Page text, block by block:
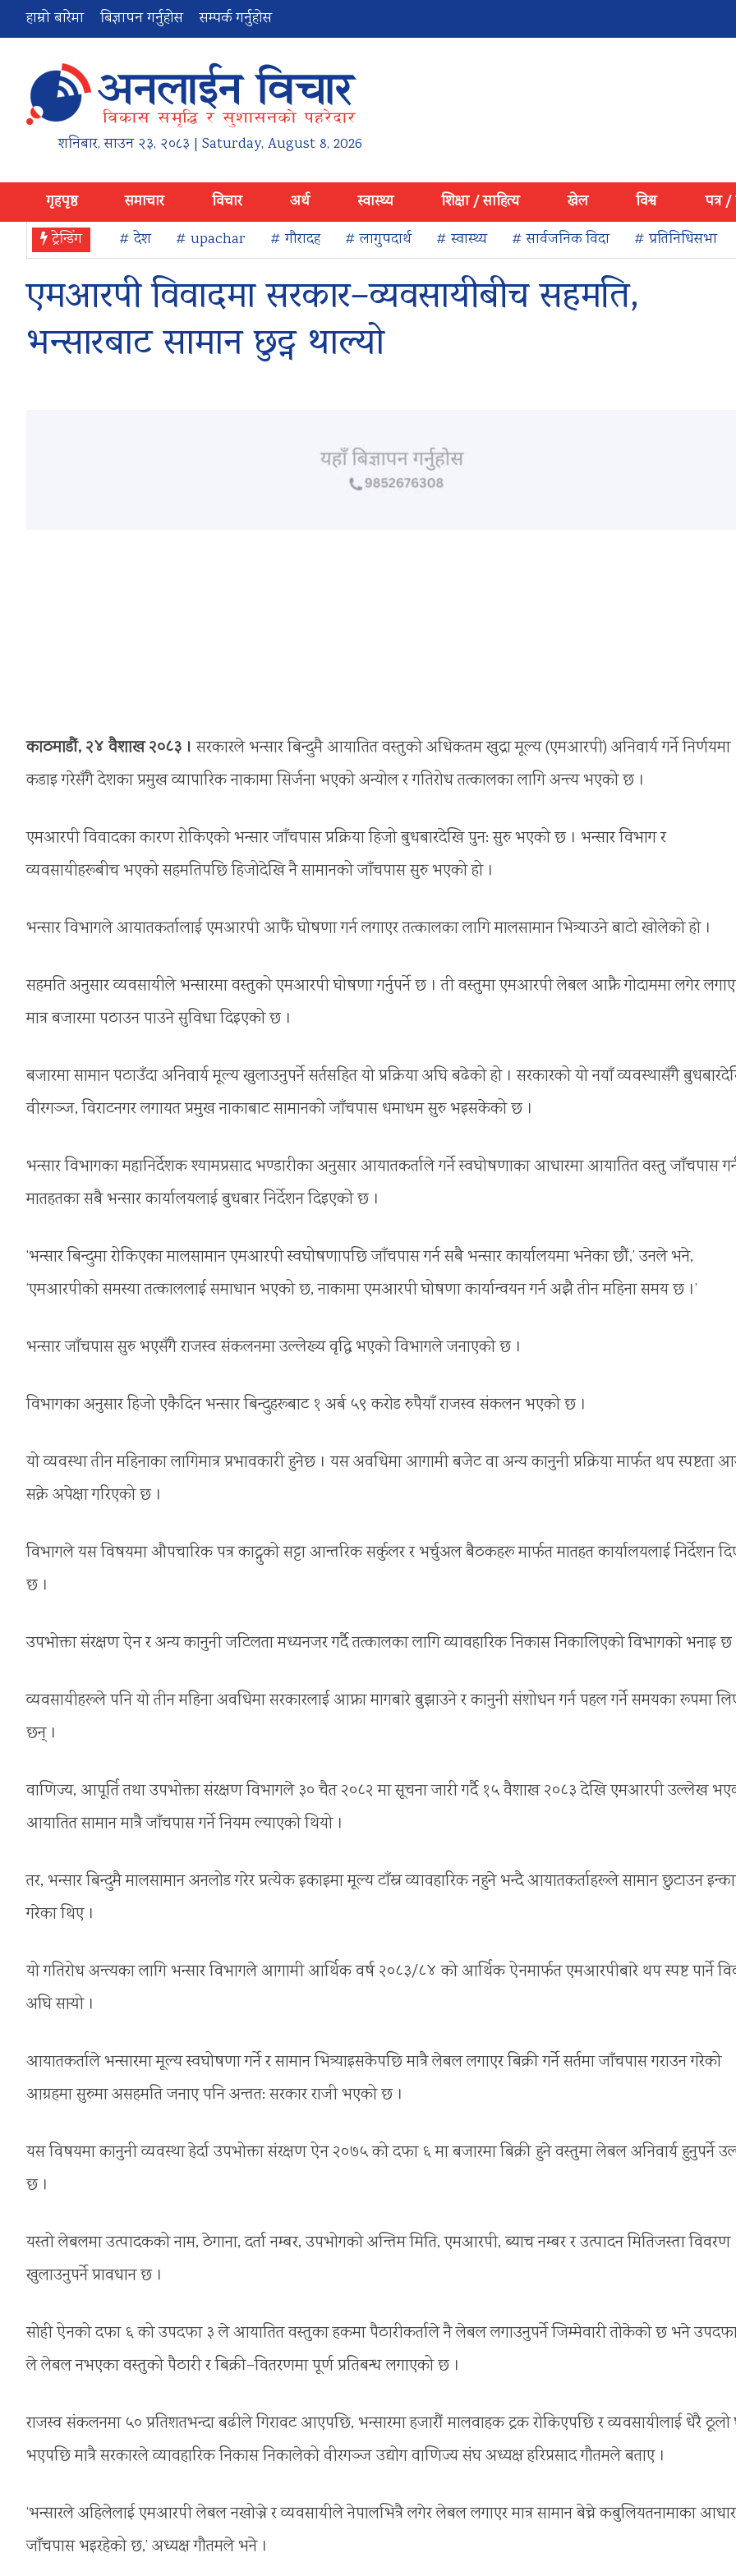
हाम्रो बारेमा बिज्ञापन गर्नुहोस सम्पर्क गर्नुहोस
शनिबार,साउन २३, २०८३ | Saturday, August 8, 2026
गृहपृष्ठ समाचार विचार अर्थ स्वास्थ्य शिक्षा / साहित्य खेल विश्व पत्र /
ट्रेन्डिंग
# देश # upachar # गौरादह # लागुपदार्थ # स्वास्थ्य # सार्वजनिक विदा # प्रतिनिधिसभा
एमआरपी विवादमा सरकार–व्यवसायीबीच सहमति,
भन्सारबाट सामान छुट्न थाल्यो
काठमाडौं, २४ वैशाख २०८३ । सरकारले भन्सार बिन्दुमै आयातित वस्तुको अधिकतम खुद्रा मूल्य (एमआरपी) अनिवार्य गर्ने निर्णयमा
कडाइ गरेसँगै देशका प्रमुख व्यापारिक नाकामा सिर्जना भएको अन्योल र गतिरोध तत्कालका लागि अन्त्य भएको छ ।
एमआरपी विवादका कारण रोकिएको भन्सार जाँचपास प्रक्रिया हिजो बुधबारदेखि पुन: सुरु भएको छ । भन्सार विभाग र
व्यवसायीहरूबीच भएको सहमतिपछि हिजोदेखि नै सामानको जाँचपास सुरु भएको हो ।
भन्सार विभागले आयातकर्तालाई एमआरपी आफैं घोषणा गर्न लगाएर तत्कालका लागि मालसामान भित्र्याउने बाटो खोलेको हो ।
सहमति अनुसार व्यवसायीले भन्सारमा वस्तुको एमआरपी घोषणा गर्नुपर्ने छ । ती वस्तुमा एमआरपी लेबल आफ्नै गोदाममा लगेर
मात्र बजारमा पठाउन पाउने सुविधा दिइएको छ ।
बजारमा सामान पठाउँदा अनिवार्य मूल्य खुलाउनुपर्ने सर्तसहित यो प्रक्रिया अघि बढेको हो । सरकारको यो नयाँ व्यवस्थासँगै
वीरगञ्ज, विराटनगर लगायत प्रमुख नाकाबाट सामानको जाँचपास धमाधम सुरु भइसकेको छ ।
भन्सार विभागका महानिर्देशक श्यामप्रसाद भण्डारीका अनुसार आयातकर्ताले गर्ने स्वघोषणाका आधारमा आयातित वस्तु जाँचपास
मातहतका सबै भन्सार कार्यालयलाई बुधबार निर्देशन दिइएको छ ।
‘भन्सार बिन्दुमा रोकिएका मालसामान एमआरपी स्वघोषणापछि जाँचपास गर्न सबै भन्सार कार्यालयमा भनेका छौं,’ उनले भने,
‘एमआरपीको समस्या तत्काललाई समाधान भएको छ, नाकामा एमआरपी घोषणा कार्यान्वयन गर्न अझै तीन महिना समय छ ।’
भन्सार जाँचपास सुरु भएसँगै राजस्व संकलनमा उल्लेख्य वृद्धि भएको विभागले जनाएको छ ।
विभागका अनुसार हिजो एकैदिन भन्सार बिन्दुहरूबाट १ अर्ब ५९ करोड रुपैयाँ राजस्व संकलन भएको छ ।
यो व्यवस्था तीन महिनाका लागिमात्र प्रभावकारी हुनेछ । यस अवधिमा आगामी बजेट वा अन्य कानुनी प्रक्रिया मार्फत थप स्पष्टता
सक्ने अपेक्षा गरिएको छ ।
विभागले यस विषयमा औपचारिक पत्र काट्नुको सट्टा आन्तरिक सर्कुलर र भर्चुअल बैठकहरू मार्फत मातहत कार्यालयलाई निर्देशन
छ ।
उपभोक्ता संरक्षण ऐन र अन्य कानुनी जटिलता मध्यनजर गर्दै तत्कालका लागि व्यावहारिक निकास निकालिएको विभागको भनाइ छ
व्यवसायीहरूले पनि यो तीन महिना अवधिमा सरकारलाई आफ्ना मागबारे बुझाउने र कानुनी संशोधन गर्न पहल गर्ने समयका रूपमा
छन् ।
वाणिज्य, आपूर्ति तथा उपभोक्ता संरक्षण विभागले ३० चैत २०८२ मा सूचना जारी गर्दै १५ वैशाख २०८३ देखि एमआरपी उल्लेख
आयातित सामान मात्रै जाँचपास गर्ने नियम ल्याएको थियो ।
तर, भन्सार बिन्दुमै मालसामान अनलोड गरेर प्रत्येक इकाइमा मूल्य टाँस्न व्यावहारिक नहुने भन्दै आयातकर्ताहरूले सामान छुटाउन
गरेका थिए ।
यो गतिरोध अन्त्यका लागि भन्सार विभागले आगामी आर्थिक वर्ष २०८३/८४ को आर्थिक ऐनमार्फत एमआरपीबारे थप स्पष्ट पार्ने
अघि सा‍र्‍यो ।
आयातकर्ताले भन्सारमा मूल्य स्वघोषणा गर्ने र सामान भित्र्याइसकेपछि मात्रै लेबल लगाएर बिक्री गर्ने सर्तमा जाँचपास गराउन गरेको
आग्रहमा सुरुमा असहमति जनाए पनि अन्तत: सरकार राजी भएको छ ।
यस विषयमा कानुनी व्यवस्था हेर्दा उपभोक्ता संरक्षण ऐन २०७५ को दफा ६ मा बजारमा बिक्री हुने वस्तुमा लेबल अनिवार्य हुनुपर्ने
छ ।
यस्तो लेबलमा उत्पादकको नाम, ठेगाना, दर्ता नम्बर, उपभोगको अन्तिम मिति, एमआरपी, ब्याच नम्बर र उत्पादन मितिजस्ता विवरण
खुलाउनुपर्ने प्रावधान छ ।
सोही ऐनको दफा ६ को उपदफा ३ ले आयातित वस्तुका हकमा पैठारीकर्ताले नै लेबल लगाउनुपर्ने जिम्मेवारी तोकेको छ भने
ले लेबल नभएका वस्तुको पैठारी र बिक्री–वितरणमा पूर्ण प्रतिबन्ध लगाएको छ ।
राजस्व संकलनमा ५० प्रतिशतभन्दा बढीले गिरावट आएपछि, भन्सारमा हजारौं मालवाहक ट्रक रोकिएपछि र व्यवसायीलाई धेरै ठूलो
भएपछि मात्रै सरकारले व्यावहारिक निकास निकालेको वीरगञ्ज उद्योग वाणिज्य संघ अध्यक्ष हरिप्रसाद गौतमले बताए ।
‘भन्सारले अहिलेलाई एमआरपी लेबल नखोज्ने र व्यवसायीले नेपालभित्रै लगेर लेबल लगाएर मात्र सामान बेच्ने कबुलियतनामाका
जाँचपास भइरहेको छ,’ अध्यक्ष गौतमले भने ।